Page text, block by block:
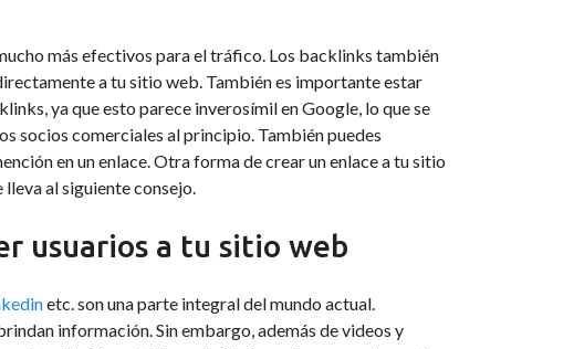
más efectivos para el tráfico. Los backlinks también
a tu sitio web. También es importante estar
ya que esto parece inverosímil en Google, lo que se
socios comerciales al principio. También puedes
en un enlace. Otra forma de crear un enlace a tu sitio
al siguiente consejo.
usuarios a tu sitio web
etc. son una parte integral del mundo actual.
información. Sin embargo, además de videos y